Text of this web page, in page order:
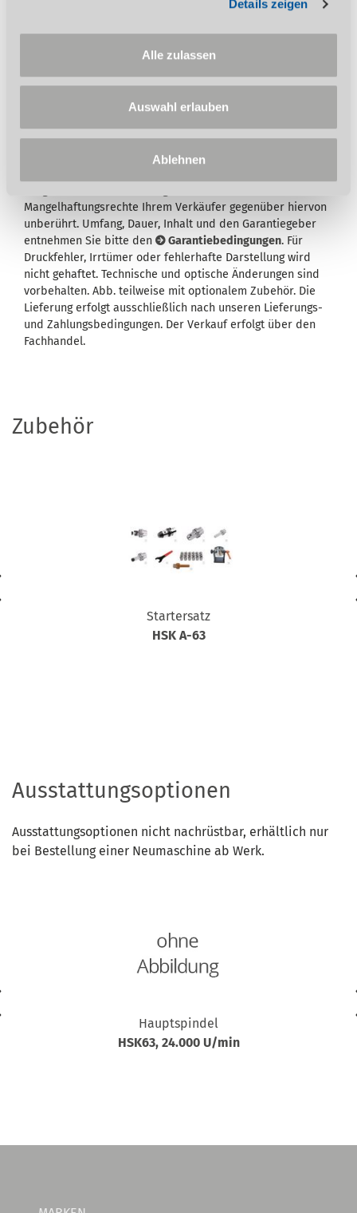
Details zeigen
Alle zulassen
Auswahl erlauben
Ablehnen
Vertrag inklusive. Verlängerung des
SIEMENS Zusatzpaket Reparatur Service
Vertrages (RSV) möglich
Wird in der Artikelbeschreibung und/oder in der
Mangelhaftungsrechte Ihrem Verkäufer gegenüber hiervon
unberührt. Umfang, Dauer, Inhalt und den Garantiegeber
entnehmen Sie bitte den
Garantiebedingungen. Für
Druckfehler, Irrtümer oder fehlerhafte Darstellung wird
nicht gehaftet. Technische und optische Änderungen sind
vorbehalten. Abb. teilweise mit optionalem Zubehör. Die
Lieferung erfolgt ausschließlich nach unseren Lieferungs-
und Zahlungsbedingungen. Der Verkauf erfolgt über den
Fachhandel.
Zubehör
Startersatz
HSK A-63
Ausstattungsoptionen
Ausstattungsoptionen nicht nachrüstbar, erhältlich nur
bei Bestellung einer Neumaschine ab Werk.
Hauptspindel
HSK63, 24.000 U/min